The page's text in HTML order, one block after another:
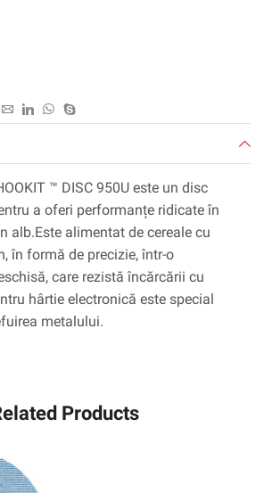
™ DISC 950U este un disc
a oferi performanțe ridicate în
alb.Este alimentat de cereale cu
în formă de precizie, într-o
care rezistă încărcării cu
hârtie electronică este special
metalului.
Products